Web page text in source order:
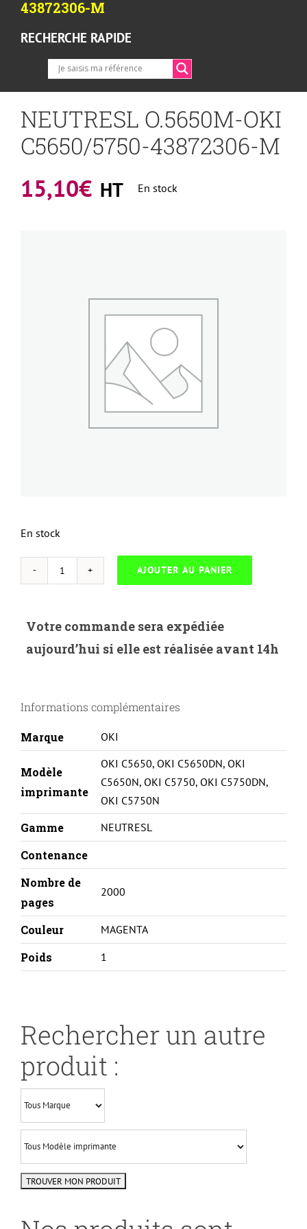
43872306-M
RECHERCHE RAPIDE
NEUTRESL O.5650M-OKI
C5650/5750-43872306-M
15,10€ HT En stock
En stock
quantité
O.5650M-
OKI
M
AJOUTER AU PANIER
Votre commande sera expédiée
aujourd’hui si elle est réalisée avant 14h
Informations complémentaires
Marque OKI
Modèle
imprimante
OKI C5650, OKI C5650DN, OKI
C5650N, OKI C5750, OKI C5750DN,
OKI C5750N
Gamme NEUTRESL
Contenance
Nombre de
pages
2000
Couleur MAGENTA
Poids 1
Rechercher un autre
produit :